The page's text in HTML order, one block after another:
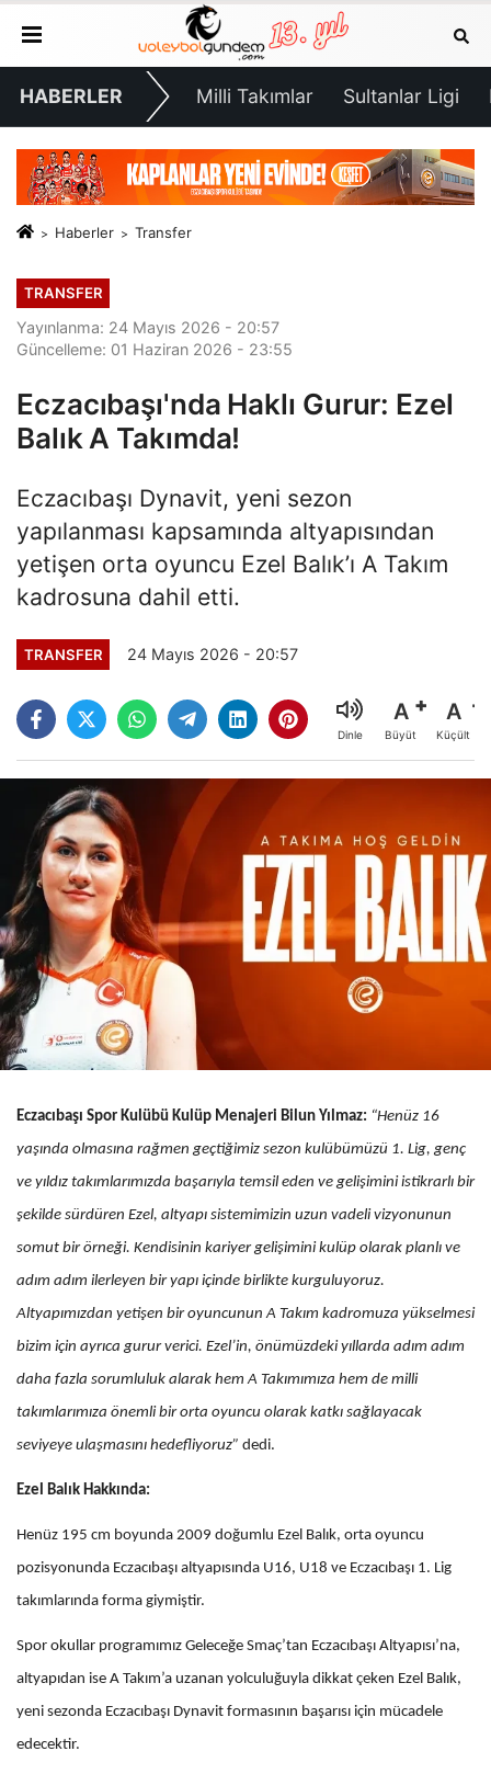
HABERLER Milli Takımlar Sultanlar Ligi
Haberler Transfer
TRANSFER
Yayınlanma: 24 Mayıs 2026 - 20:57
Güncelleme: 01 Haziran 2026 - 23:55
Eczacıbaşı'nda Haklı Gurur: Ezel
Balık A Takımda!
Eczacıbaşı Dynavit, yeni sezon
yapılanması kapsamında altyapısından
yetişen orta oyuncu Ezel Balık’ı A Takım
kadrosuna dahil etti.
TRANSFER 24 Mayıs 2026 - 20:57
Dinle
A
Büyüt
A
Küçült
Eczacıbaşı Spor Kulübü Kulüp Menajeri Bilun Yılmaz: “Henüz 16
yaşında olmasına rağmen geçtiğimiz sezon kulübümüzü 1. Lig, genç
ve yıldız takımlarımızda başarıyla temsil eden ve gelişimini istikrarlı bir
şekilde sürdüren Ezel, altyapı sistemimizin uzun vadeli vizyonunun
somut bir örneği. Kendisinin kariyer gelişimini kulüp olarak planlı ve
adım adım ilerleyen bir yapı içinde birlikte kurguluyoruz.
Altyapımızdan yetişen bir oyuncunun A Takım kadromuza yükselmesi
bizim için ayrıca gurur verici. Ezel’in, önümüzdeki yıllarda adım adım
daha fazla sorumluluk alarak hem A Takımımıza hem de milli
takımlarımıza önemli bir orta oyuncu olarak katkı sağlayacak
seviyeye ulaşmasını hedefliyoruz” dedi.
Ezel Balık Hakkında:
Henüz 195 cm boyunda 2009 doğumlu Ezel Balık, orta oyuncu
pozisyonunda Eczacıbaşı altyapısında U16, U18 ve Eczacıbaşı 1. Lig
takımlarında forma giymiştir.
Spor okullar programımız Geleceğe Smaç’tan Eczacıbaşı Altyapısı’na,
altyapıdan ise A Takım’a uzanan yolculuğuyla dikkat çeken Ezel Balık,
yeni sezonda Eczacıbaşı Dynavit formasının başarısı için mücadele
edecektir.